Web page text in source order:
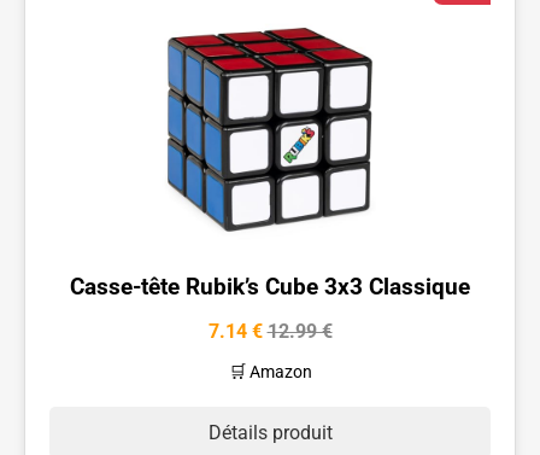
Casse-tête Rubik’s Cube 3x3 Classique
7.14 €12.99 €
🛒 Amazon
Détails produit